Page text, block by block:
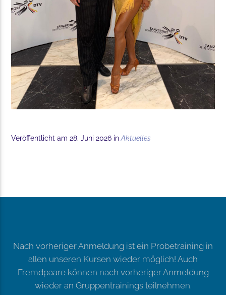
Veröffentlicht am 28. Juni 2026 inAktuelles
Nach vorheriger Anmeldung ist ein Probetraining in
allen unseren Kursen wieder möglich! Auch
Fremdpaare können nach vorheriger Anmeldung
wieder an Gruppentrainings teilnehmen.